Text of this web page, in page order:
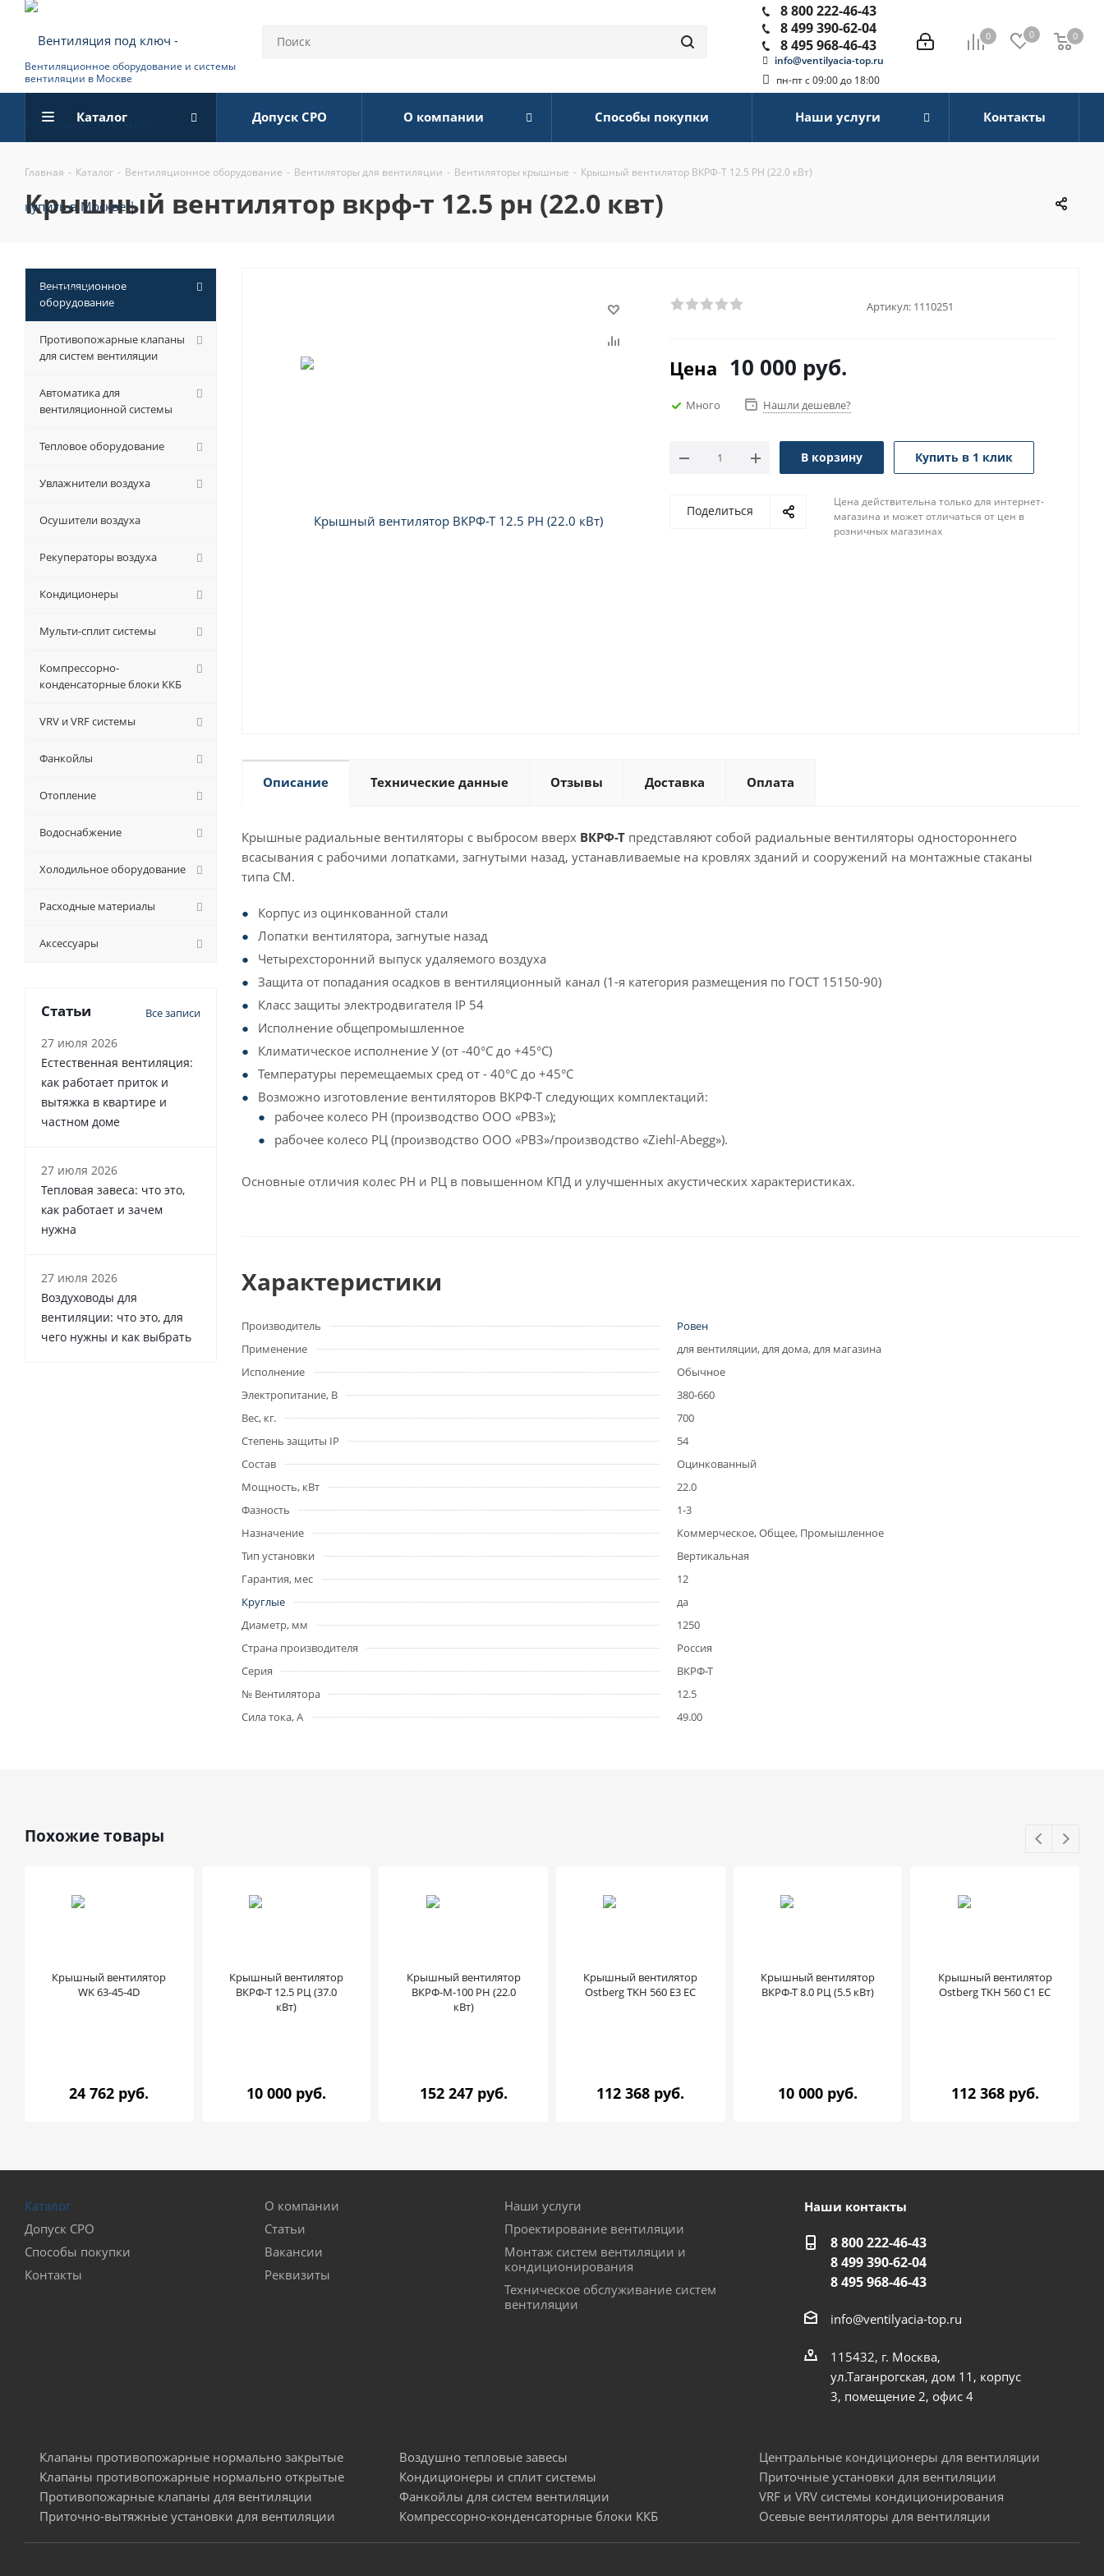
Вентиляционное оборудование и системы
вентиляции в Москве
0 0 0
0
8 800 222-46-43
8 499 390-62-04
8 495 968-46-43
info@ventilyacia-top.ru
пн-пт с 09:00 до 18:00
Каталог Допуск СРО О компании Способы покупки Наши услуги Контакты
Главная - Каталог - Вентиляционное оборудование - Вентиляторы для вентиляции - Вентиляторы крышные - Крышный вентилятор ВКРФ-Т 12.5 РН (22.0 кВт)
крышный вентилятор вкрф-т 12.5 рн (22.0 квт)
Артикул: 1110251
Цена 10 000 руб.
Много Нашли дешевле?
В корзину Купить в 1 клик
Поделиться
Цена действительна только для интернет-
магазина и может отличаться от цен в
розничных магазинах
Описание Технические данные Отзывы Доставка Оплата
Крышные радиальные вентиляторы с выбросом вверх ВКРФ-Т представляют собой радиальные вентиляторы одно­стороннего
всасывания с рабочими лопатками, загнутыми назад, устанавливаемые на кровлях зданий и сооруже­ний на монтажные стаканы
типа СМ.
Корпус из оцинкованной стали
Лопатки вентилятора, загнутые назад
Четырехсторонний выпуск удаляемого воздуха
Защита от попадания осадков в вентиляционный канал (1-я категория размещения по ГОСТ 15150-90)
Класс защиты электродвигателя IP 54
Исполнение общепромышленное
Климатическое исполнение У (от -40°С до +45°С)
Температуры перемещаемых сред от - 40°С до +45°С
Возможно изготовление вентиляторов ВКРФ-Т следующих комплектаций:
рабочее колесо РН (производство ООО «РВЗ»);
рабочее колесо РЦ (производство ООО «РВЗ»/производство «Ziehl-Abegg»).
Основные отличия колес РН и РЦ в повышенном КПД и улучшенных акустических характеристиках.
Характеристики
Производитель
Ровен
Применение
для вентиляции, для дома, для магазина
Исполнение
Обычное
Электропитание, В
380-660
Вес, кг.
700
Степень защиты IP
54
Состав
Оцинкованный
Мощность, кВт
22.0
Фазность
1-3
Назначение
Коммерческое, Общее, Промышленное
Тип установки
Вертикальная
Гарантия, мес
12
Круглые
да
Диаметр, мм
1250
Страна производителя
Россия
Серия
ВКРФ-Т
№ Вентилятора
12.5
Сила тока, А
49.00
Вентиляционное
оборудование
Противопожарные клапаны
для систем вентиляции
Автоматика для
вентиляционной системы
Тепловое оборудование
Увлажнители воздуха
Осушители воздуха
Рекуператоры воздуха
Кондиционеры
Мульти-сплит системы
Компрессорно-
конденсаторные блоки ККБ
VRV и VRF системы
Фанкойлы
Отопление
Водоснабжение
Холодильное оборудование
Расходные материалы
Аксессуары
Статьи Все записи
27 июля 2026
Естественная вентиляция:
как работает приток и
вытяжка в квартире и
частном доме
27 июля 2026
Тепловая завеса: что это,
как работает и зачем
нужна
27 июля 2026
Воздуховоды для
вентиляции: что это, для
чего нужны и как выбрать
Похожие товары
Крышный вентилятор
WK 63-45-4D
24 762 руб.
Крышный вентилятор
ВКРФ-Т 12.5 РЦ (37.0
кВт)
10 000 руб.
Крышный вентилятор
ВКРФ-М-100 РН (22.0
кВт)
152 247 руб.
Крышный вентилятор
Ostberg TKH 560 E3 EC
112 368 руб.
Крышный вентилятор
ВКРФ-Т 8.0 РЦ (5.5 кВт)
10 000 руб.
Крышный вентилятор
Ostberg TKH 560 C1 EC
112 368 руб.
Каталог
Допуск СРО
Способы покупки
Контакты
О компании
Статьи
Вакансии
Реквизиты
Наши услуги
Проектирование вентиляции
Монтаж систем вентиляции и
кондиционирования
Техническое обслуживание систем
вентиляции
Наши контакты
8 800 222-46-43
8 499 390-62-04
8 495 968-46-43
info@ventilyacia-top.ru
115432, г. Москва,
ул.Таганрогская, дом 11, корпус
3, помещение 2, офис 4
Клапаны противопожарные нормально закрытые
Клапаны противопожарные нормально открытые
Противопожарные клапаны для вентиляции
Приточно-вытяжные установки для вентиляции
Воздушно тепловые завесы
Кондиционеры и сплит системы
Фанкойлы для систем вентиляции
Компрессорно-конденсаторные блоки ККБ
Центральные кондиционеры для вентиляции
Приточные установки для вентиляции
VRF и VRV системы кондиционирования
Осевые вентиляторы для вентиляции